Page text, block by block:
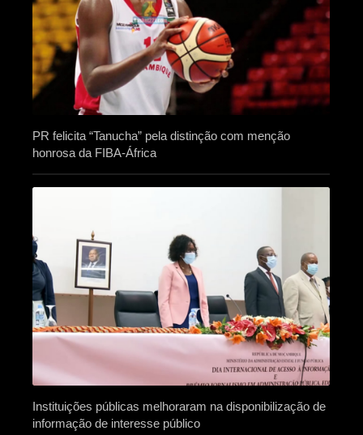
PR felicita “Tanucha” pela distinção com menção
honrosa da FIBA-África
Instituições públicas melhoraram na disponibilização de
informação de interesse público